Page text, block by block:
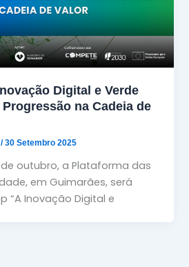
Digital e Verde
na Cadeia de
/30 Setembro 2025
de outubro, a Plataforma das
em Guimarães, será
“A Inovação Digital e